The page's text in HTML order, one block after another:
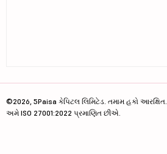
©2026, 5Paisa કેપિટલ લિમિટેડ. તમામ હકો આરક્ષિત.
અમે ISO 27001:2022 પ્રમાણિત છીએ.